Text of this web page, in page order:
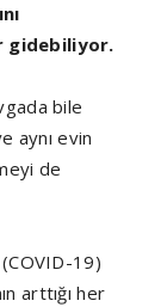
gidebiliyor.
bile
aynı evin
de
19)
arttığı her